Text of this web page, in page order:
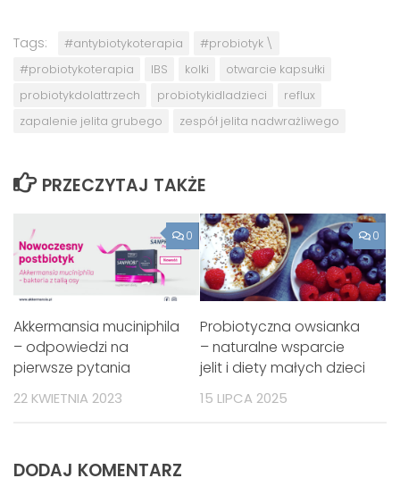
Tags: #antybiotykoterapia
#probiotyk \
#probiotykoterapia
IBS kolki
otwarcie kapsułki
probiotykdolattrzech
probiotykidladzieci
reflux
zapalenie jelita grubego
zespół jelita nadwrażliwego
PRZECZYTAJ TAKŻE
0
Akkermansia muciniphila
– odpowiedzi na
pierwsze pytania
22 KWIETNIA 2023
0
Probiotyczna owsianka
– naturalne wsparcie
jelit i diety małych dzieci
15 LIPCA 2025
DODAJ KOMENTARZ